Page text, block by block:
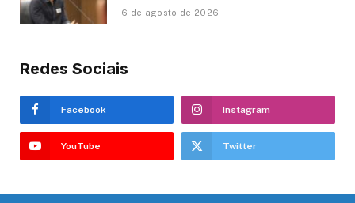
6 de agosto de 2026
Redes Sociais
Facebook Instagram
YouTube Twitter